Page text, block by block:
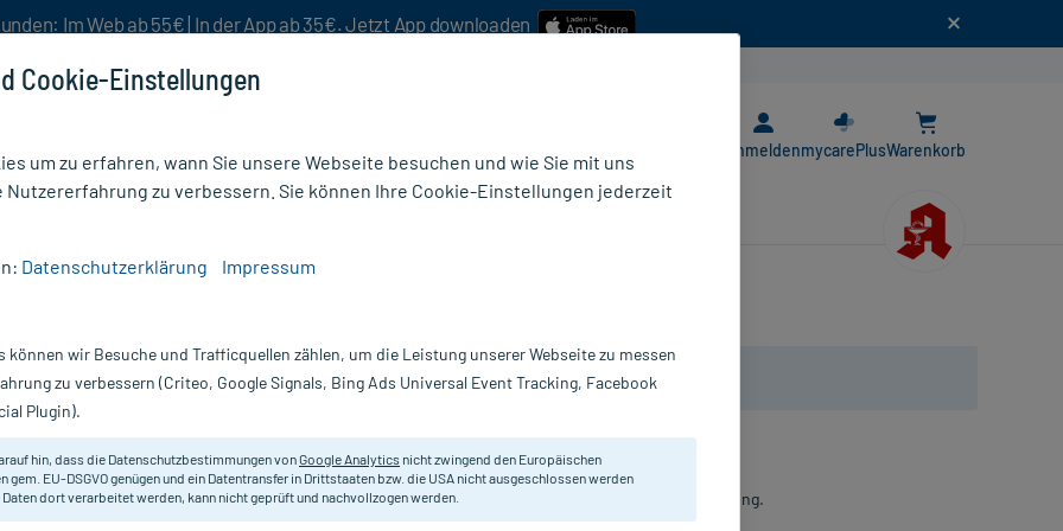
Im Web ab 55€ | In der App ab 35€. Jetzt App downloaden
AnmeldenmycarePlusWarenkorb
Nur für kurze Zeit:Gratis-Versand* ab 19€ Mindestbestellwert!
+ Dusch
Eubos
Wasch-Emulsion für normale Haut. Ohne Parfum. Nachfüllpackung.
Cookie-Einstellungen
um zu erfahren, wann Sie unsere Webseite besuchen und wie Sie mit uns
Nutzererfahrung zu verbessern. Sie können Ihre Cookie-Einstellungen jederzeit
Datenschutzerklärung Impressum
können wir Besuche und Trafficquellen zählen, um die Leistung unserer Webseite zu messen
zu verbessern (Criteo, Google Signals, Bing Ads Universal Event Tracking, Facebook
Plugin).
hin, dass die Datenschutzbestimmungen vonGoogle Analytics nicht zwingend den Europäischen
gem. EU-DSGVO genügen und ein Datentransfer in Drittstaaten bzw. die USA nicht ausgeschlossen werden
Daten dort verarbeitet werden, kann nicht geprüft und nachvollzogen werden.